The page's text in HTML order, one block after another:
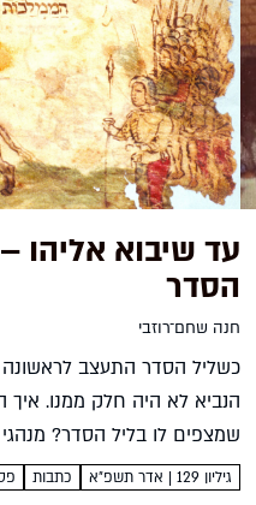
עד שיבוא אליהו
הסדר
חנה שחם־רוזבי
כשליל הסדר התעצב לראשונה
הנביא לא היה חלק ממנו. איך
שמצפים לו בליל הסדר?
את התשובה חנה שחם־רוזבי
גיליון 129 | אדר תשפ״א כתבות